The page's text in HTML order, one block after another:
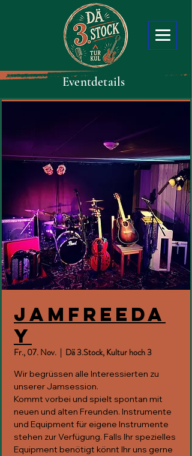
Eventdetails
JAMfreeda
y
Fr., 07. Nov.
  |
Dä 3.Stock, Kultur hoch 3
Wir begrüssen alle Interessierten zu
unserer Jamsession.
Kommt vorbei und spielt spontan mit
neuen und alten Freunden. Instrumente
und Equipment für eigene Instrumente
stehen zur Verfügung. Falls Ihr spezielles
Equipment benötigt könnt Ihr uns gerne